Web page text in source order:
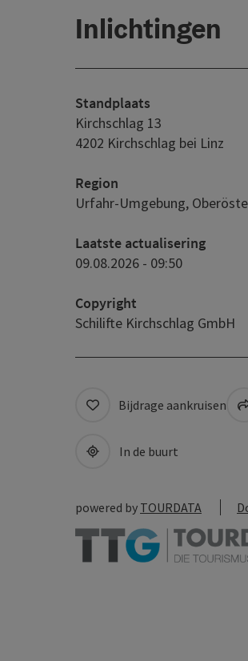
Inlichtingen
Standplaats
Kirchschlag 13
4202 Kirchschlag bei Linz
Region
Urfahr-Umgebung,
Laatste actualisering
09.08.2026 - 09:50
Copyright
Schilifte Kirchschlag GmbH
Bijdrage aankruisen
In de buurt
powered by TOURDATA